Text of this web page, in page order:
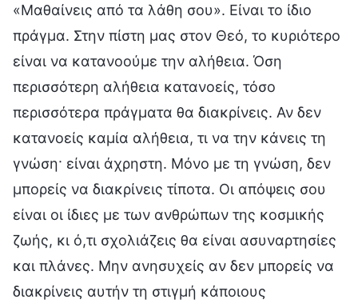
«Μαθαίνεις από τα λάθη σου». Είναι το ίδιο
πράγμα. Στην πίστη μας στον Θεό, το κυριότερο
είναι να κατανοούμε την αλήθεια. Όση
περισσότερη αλήθεια κατανοείς, τόσο
περισσότερα πράγματα θα διακρίνεις. Αν δεν
κατανοείς καμία αλήθεια, τι να την κάνεις τη
γνώση· είναι άχρηστη. Μόνο με τη γνώση, δεν
μπορείς να διακρίνεις τίποτα. Οι απόψεις σου
είναι οι ίδιες με των ανθρώπων της κοσμικής
ζωής, κι ό,τι σχολιάζεις θα είναι ασυναρτησίες
και πλάνες. Μην ανησυχείς αν δεν μπορείς να
διακρίνεις αυτήν τη στιγμή κάποιους